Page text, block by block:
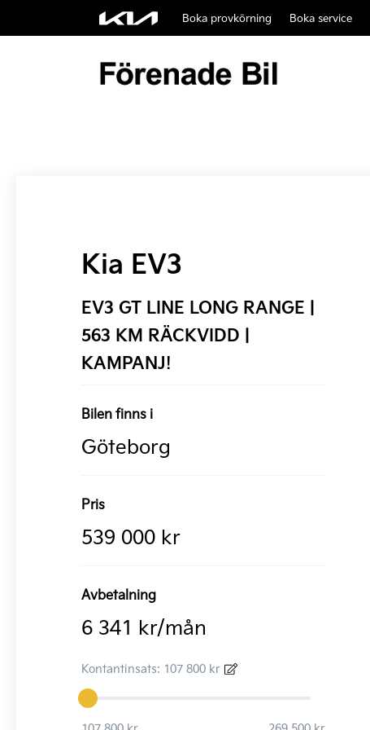
Boka provkörning Boka service
Kia EV3
EV3 GT LINE LONG RANGE |
563 KM RÄCKVIDD |
KAMPANJ!
Bilen finns i
Göteborg
Pris
539 000 kr
Avbetalning
6 341 kr/mån
Kontantinsats: 107 800 kr